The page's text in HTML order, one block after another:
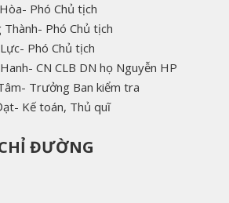
Phó Chủ tịch
Thành- Phó Chủ tịch
Phó Chủ tịch
CN CLB DN họ Nguyễn HP
Trưởng Ban kiểm tra
Kế toán, Thủ quĩ
ĐƯỜNG